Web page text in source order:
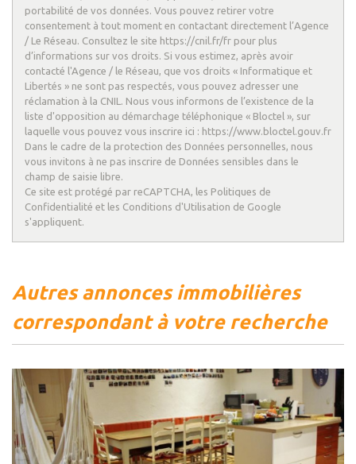
Habitants de 25 à 55 ans
38,85 %
Habitants de plus de 55 ans
Nombre d'enfants par famille
Familles sans enfant
45,57 %
Familles avec 1 ou 2 enfants
5,97 %
Maisons
14,31 %
Appartements
Familles avec 3 enfants
portabilité de vos données. Vous pouvez retirer votre
consentement à tout moment en contactant directement l’Agence
/ Le Réseau. Consultez le site https://cnil.fr/fr pour plus
d’informations sur vos droits. Si vous estimez, après avoir
contacté l'Agence / le Réseau, que vos droits « Informatique et
Libertés » ne sont pas respectés, vous pouvez adresser une
réclamation à la CNIL. Nous vous informons de l’existence de la
liste d'opposition au démarchage téléphonique « Bloctel », sur
laquelle vous pouvez vous inscrire ici : https://www.bloctel.gouv.fr
Dans le cadre de la protection des Données personnelles, nous
vous invitons à ne pas inscrire de Données sensibles dans le
champ de saisie libre.
Ce site est protégé par reCAPTCHA, les Politiques de
Confidentialité et les Conditions d'Utilisation de Google
s'appliquent.
autres annonces immobilières
correspondant à votre recherche